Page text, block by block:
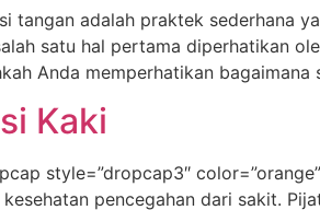
tangan adalah praktek sederhana
satu hal pertama diperhatikan
Anda memperhatikan
Kaki
style=”dropcap3″
pencegahan dari sakit.